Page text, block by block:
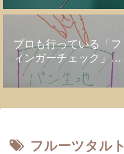
プロも行っている「フ
ィンガーチェック」の
話。
フルーツタルト